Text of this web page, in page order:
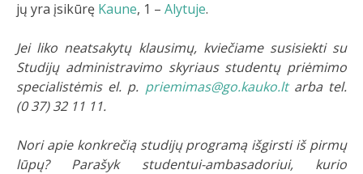
jų yra įsikūrę Kaune, 1 – Alytuje.
Jei liko neatsakytų klausimų, kviečiame susisiekti su
Studijų administravimo skyriaus studentų priėmimo
specialistėmis el. p. priemimas@go.kauko.ltarba tel.
(0 37) 32 11 11.
Nori apie konkrečią studijų programą išgirsti iš pirmų
lūpų? Parašyk studentui-ambasadoriui, kurio